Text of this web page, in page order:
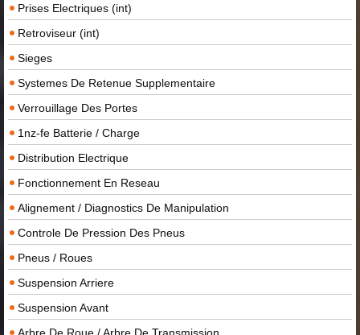
Prises Electriques (int)
Retroviseur (int)
Sieges
Systemes De Retenue Supplementaire
Verrouillage Des Portes
1nz-fe Batterie / Charge
Distribution Electrique
Fonctionnement En Reseau
Alignement / Diagnostics De Manipulation
Controle De Pression Des Pneus
Pneus / Roues
Suspension Arriere
Suspension Avant
Arbre De Roue / Arbre De Transmission